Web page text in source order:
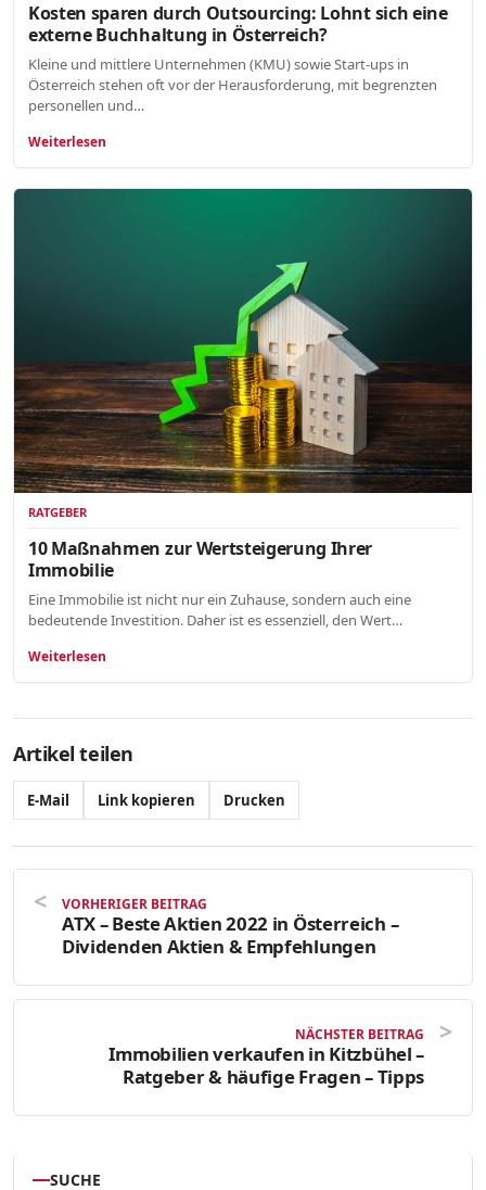
Kosten sparen durch Outsourcing: Lohnt sich eine
externe Buchhaltung in Österreich?
Kleine und mittlere Unternehmen (KMU) sowie Start-ups in
Österreich stehen oft vor der Herausforderung, mit begrenzten
personellen und…
Weiterlesen
RATGEBER
10 Maßnahmen zur Wertsteigerung Ihrer
Immobilie
Eine Immobilie ist nicht nur ein Zuhause, sondern auch eine
bedeutende Investition. Daher ist es essenziell, den Wert…
Weiterlesen
Artikel teilen
E-Mail Link kopieren Drucken
VORHERIGER BEITRAG
ATX – Beste Aktien 2022 in Österreich –
Dividenden Aktien & Empfehlungen
NÄCHSTER BEITRAG
Immobilien verkaufen in Kitzbühel –
Ratgeber & häufige Fragen – Tipps
SUCHE